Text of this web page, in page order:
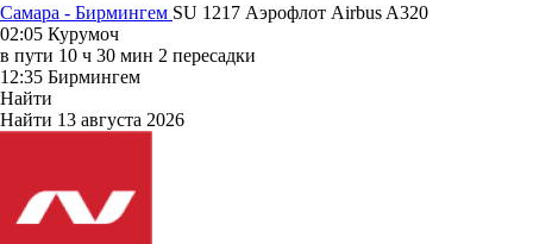
Самара - Бирмингем SU 1217 Аэрофлот Airbus A320
02:05 Курумоч
в пути 10 ч 30 мин 2 пересадки
12:35 Бирмингем
Найти
Найти 13 августа 2026